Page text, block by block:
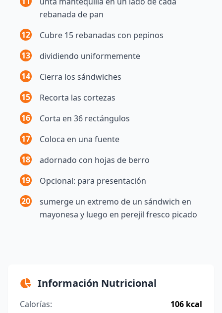
rebanada de pan
12
Cubre 15 rebanadas con pepinos
13
dividiendo uniformemente
14
Cierra los sándwiches
15
Recorta las cortezas
16
Corta en 36 rectángulos
17
Coloca en una fuente
18
adornado con hojas de berro
19
Opcional: para presentación
20
sumerge un extremo de un sándwich en
mayonesa y luego en perejil fresco picado
Información Nutricional
Calorías:
106 kcal